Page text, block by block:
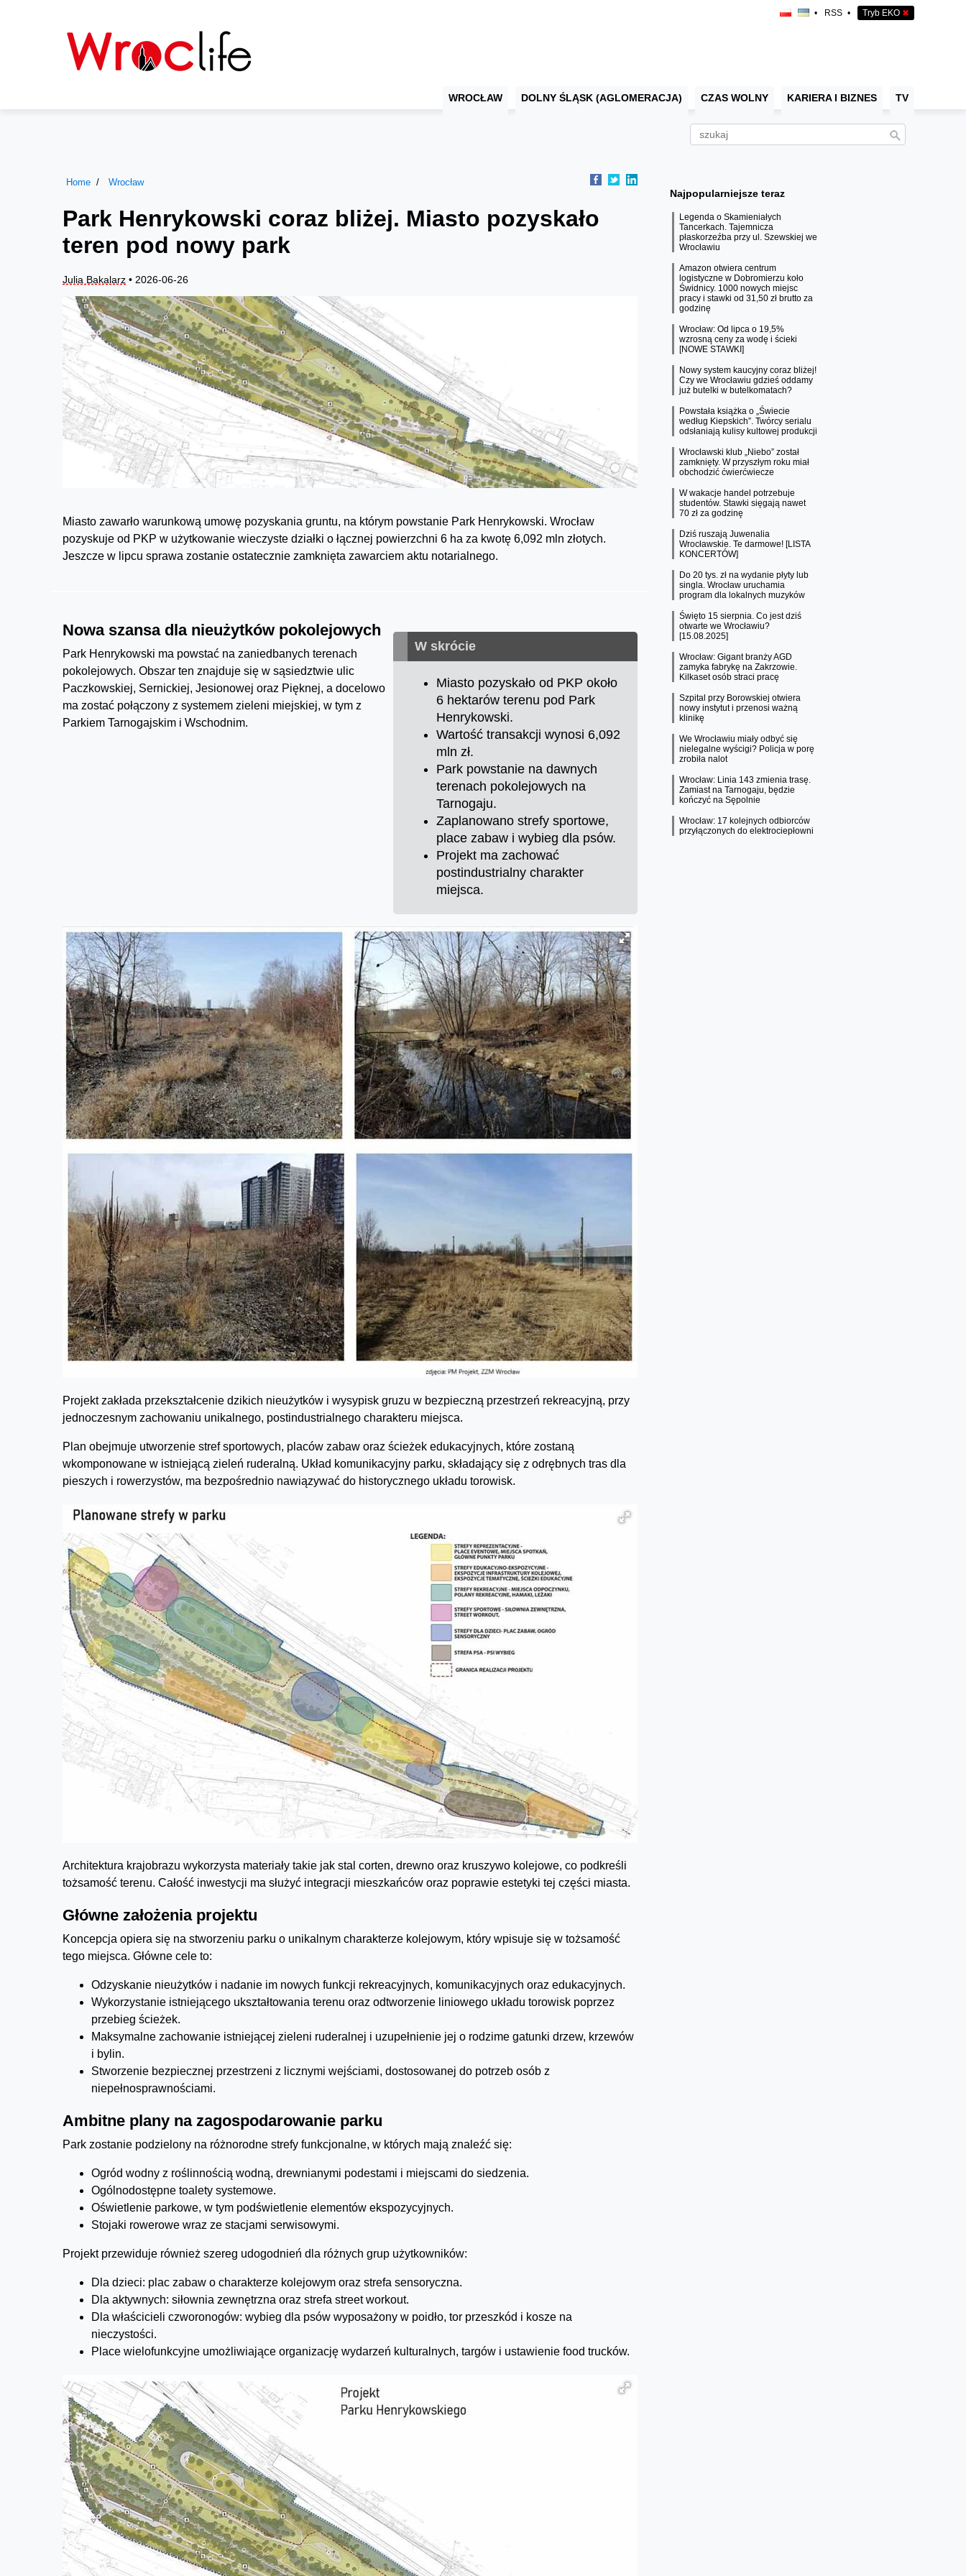
• RSS • Tryb EKO ✖
WROCŁAW DOLNY ŚLĄSK (AGLOMERACJA) CZAS WOLNY KARIERA I BIZNES TV
Home Wrocław
Park Henrykowski coraz bliżej. Miasto pozyskało
teren pod nowy park
Julia Bakalarz • 2026-06-26
Miasto zawarło warunkową umowę pozyskania gruntu, na którym powstanie Park Henrykowski. Wrocław
pozyskuje od PKP w użytkowanie wieczyste działki o łącznej powierzchni 6 ha za kwotę 6,092 mln złotych.
Jeszcze w lipcu sprawa zostanie ostatecznie zamknięta zawarciem aktu notarialnego.
W skrócie
Miasto pozyskało od PKP około
6 hektarów terenu pod Park
Henrykowski.
Wartość transakcji wynosi 6,092
mln zł.
Park powstanie na dawnych
terenach pokolejowych na
Tarnogaju.
Zaplanowano strefy sportowe,
place zabaw i wybieg dla psów.
Projekt ma zachować
postindustrialny charakter
miejsca.
Nowa szansa dla nieużytków pokolejowych
Park Henrykowski ma powstać na zaniedbanych terenach
pokolejowych. Obszar ten znajduje się w sąsiedztwie ulic
Paczkowskiej, Sernickiej, Jesionowej oraz Pięknej, a docelowo
ma zostać połączony z systemem zieleni miejskiej, w tym z
Parkiem Tarnogajskim i Wschodnim.
Projekt zakłada przekształcenie dzikich nieużytków i wysypisk gruzu w bezpieczną przestrzeń rekreacyjną, przy
jednoczesnym zachowaniu unikalnego, postindustrialnego charakteru miejsca.
Plan obejmuje utworzenie stref sportowych, placów zabaw oraz ścieżek edukacyjnych, które zostaną
wkomponowane w istniejącą zieleń ruderalną. Układ komunikacyjny parku, składający się z odrębnych tras dla
pieszych i rowerzystów, ma bezpośrednio nawiązywać do historycznego układu torowisk.
Architektura krajobrazu wykorzysta materiały takie jak stal corten, drewno oraz kruszywo kolejowe, co podkreśli
tożsamość terenu. Całość inwestycji ma służyć integracji mieszkańców oraz poprawie estetyki tej części miasta.
Główne założenia projektu
Koncepcja opiera się na stworzeniu parku o unikalnym charakterze kolejowym, który wpisuje się w tożsamość
tego miejsca. Główne cele to:
Odzyskanie nieużytków i nadanie im nowych funkcji rekreacyjnych, komunikacyjnych oraz edukacyjnych.
Wykorzystanie istniejącego ukształtowania terenu oraz odtworzenie liniowego układu torowisk poprzez
przebieg ścieżek.
Maksymalne zachowanie istniejącej zieleni ruderalnej i uzupełnienie jej o rodzime gatunki drzew, krzewów
i bylin.
Stworzenie bezpiecznej przestrzeni z licznymi wejściami, dostosowanej do potrzeb osób z
niepełnosprawnościami.
Ambitne plany na zagospodarowanie parku
Park zostanie podzielony na różnorodne strefy funkcjonalne, w których mają znaleźć się:
Ogród wodny z roślinnością wodną, drewnianymi podestami i miejscami do siedzenia.
Ogólnodostępne toalety systemowe.
Oświetlenie parkowe, w tym podświetlenie elementów ekspozycyjnych.
Stojaki rowerowe wraz ze stacjami serwisowymi.
Projekt przewiduje również szereg udogodnień dla różnych grup użytkowników:
Dla dzieci: plac zabaw o charakterze kolejowym oraz strefa sensoryczna.
Dla aktywnych: siłownia zewnętrzna oraz strefa street workout.
Dla właścicieli czworonogów: wybieg dla psów wyposażony w poidło, tor przeszkód i kosze na
nieczystości.
Place wielofunkcyjne umożliwiające organizację wydarzeń kulturalnych, targów i ustawienie food trucków.
Najpopularniejsze teraz
Legenda o Skamieniałych
Tancerkach. Tajemnicza
płaskorzeźba przy ul. Szewskiej we
Wrocławiu
Amazon otwiera centrum
logistyczne w Dobromierzu koło
Świdnicy. 1000 nowych miejsc
pracy i stawki od 31,50 zł brutto za
godzinę
Wrocław: Od lipca o 19,5%
wzrosną ceny za wodę i ścieki
[NOWE STAWKI]
Nowy system kaucyjny coraz bliżej!
Czy we Wrocławiu gdzieś oddamy
już butelki w butelkomatach?
Powstała książka o „Świecie
według Kiepskich”. Twórcy serialu
odsłaniają kulisy kultowej produkcji
Wrocławski klub „Niebo” został
zamknięty. W przyszłym roku miał
obchodzić ćwierćwiecze
W wakacje handel potrzebuje
studentów. Stawki sięgają nawet
70 zł za godzinę
Dziś ruszają Juwenalia
Wrocławskie. Te darmowe! [LISTA
KONCERTÓW]
Do 20 tys. zł na wydanie płyty lub
singla. Wrocław uruchamia
program dla lokalnych muzyków
Święto 15 sierpnia. Co jest dziś
otwarte we Wrocławiu?
[15.08.2025]
Wrocław: Gigant branży AGD
zamyka fabrykę na Zakrzowie.
Kilkaset osób straci pracę
Szpital przy Borowskiej otwiera
nowy instytut i przenosi ważną
klinikę
We Wrocławiu miały odbyć się
nielegalne wyścigi? Policja w porę
zrobiła nalot
Wrocław: Linia 143 zmienia trasę.
Zamiast na Tarnogaju, będzie
kończyć na Sępolnie
Wrocław: 17 kolejnych odbiorców
przyłączonych do elektrociepłowni